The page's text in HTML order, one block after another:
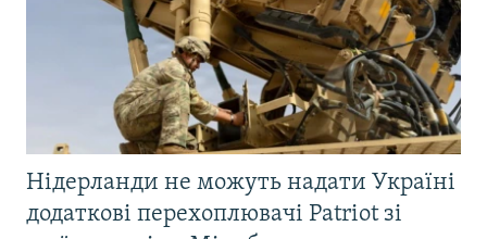
Нідерланди не можуть надати Україні
додаткові перехоплювачі Patriot зі